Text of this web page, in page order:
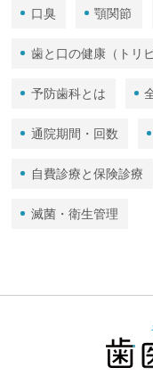
口臭 顎関節
歯と口の健康（トリビ
予防歯科とは
通院期間・回数
自費診療と保険診療
滅菌・衛生管理